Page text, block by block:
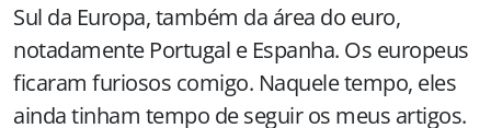
Sul da Europa, também da área do euro,
notadamente Portugal e Espanha. Os europeus
ficaram furiosos comigo. Naquele tempo, eles
ainda tinham tempo de seguir os meus artigos.